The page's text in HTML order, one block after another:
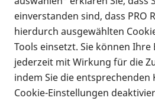
Infomaterial
Infomaterial
einverstanden sind, dass PRO
hierdurch ausgewählten
Tools einsetzt. Sie können Ihre
jederzeit mit Wirkung für die
indem Sie die entsprechenden
Cookie-Einstellungen